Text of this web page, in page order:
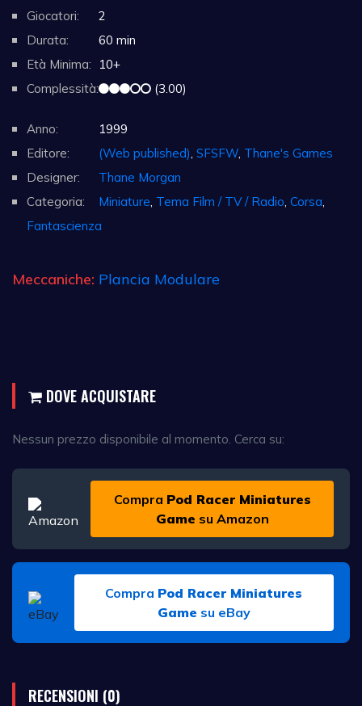
Giocatori:
2
Durata:
60 min
Età Minima:
10+
Complessità:
(3.00)
Anno:
1999
Editore:
(Web published) SFSFW Thane's Games
Designer:
Thane Morgan
Categoria:
Miniature Tema Film / TV / Radio Corsa
Fantascienza
Meccaniche: Plancia Modulare
DOVE ACQUISTARE
Nessun prezzo disponibile al momento. Cerca su:
Compra Pod Racer Miniatures
Game su Amazon
Compra Pod Racer Miniatures
Game su eBay
RECENSIONI (0)